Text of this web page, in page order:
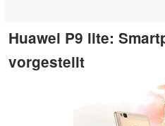
Huawei P9 lite:
vorgestellt